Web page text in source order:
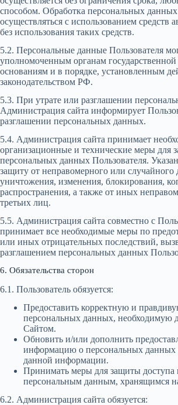
способом. Обработка персональных
осуществляться с использованием средств
без использования таких средств.
5.2. Персональные данные Пользователя
уполномоченным органам государственной
основаниям и в порядке, установленным
законодательством РФ.
5.3. При утрате или разглашении
Администрация сайта информирует
разглашении персональных данных.
5.4. Администрация сайта принимает
организационные и технические меры для
персональных данных Пользователя.
защиту от неправомерного или случайного
уничтожения, изменения, блокирования,
распространения, а также от иных
третьих лиц.
5.5. Администрация сайта совместно с
принимает все необходимые меры по
или иных отрицательных последствий,
разглашением персональных данных
6. Обязательства сторон
6.1. Пользователь обязуется:
Предоставить корректную и
персональных данных, необходимую
Сайтом.
Обновить и/или дополнить
информацию о персональных данных
данной информации.
Принимать меры для защиты доступа
персональным данным, хранящимся
6.2. Администрация сайта обязуется: